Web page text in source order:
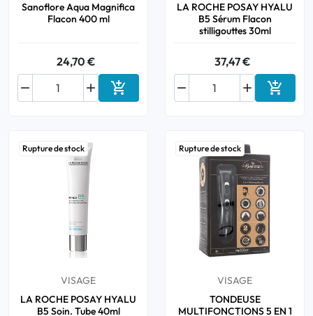
Sanoflore Aqua Magnifica
Flacon 400 ml
24,70 €

 Ajouter au panier
LA ROCHE POSAY HYALU
B5 Sérum Flacon
stilligouttes 30ml
37,47 €

 
Rupture de stock
VISAGE
LA ROCHE POSAY HYALU
B5 Soin. Tube 40ml
Rupture de stock
VISAGE
TONDEUSE
MULTIFONCTIONS 5 EN 1